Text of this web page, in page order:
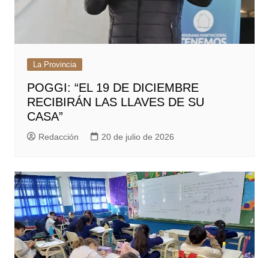
La Provincia
POGGI: “EL 19 DE DICIEMBRE
RECIBIRÁN LAS LLAVES DE SU
CASA”
Redacción 20 de julio de 2026